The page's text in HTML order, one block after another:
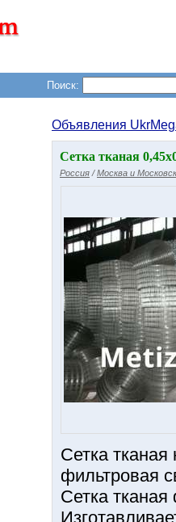
Поиск:
Объявления
Сетка тканая
Россия /Москва и
Сетка
фильтровая
Сетка